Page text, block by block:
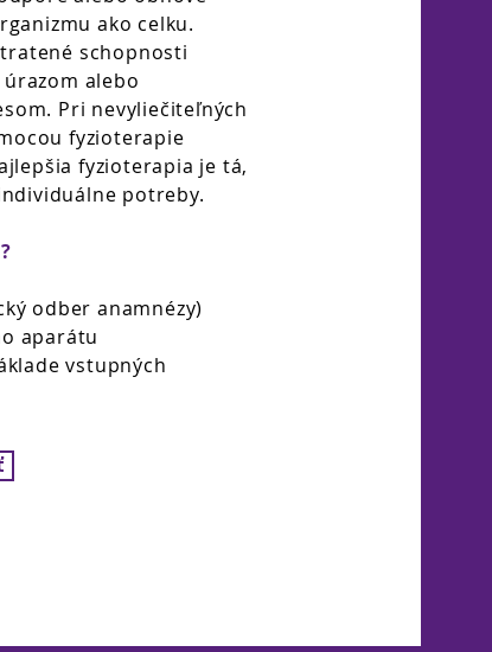
ako celku.
schopnosti
alebo
Pri nevyliečiteľných
fyzioterapie
fyzioterapia je tá,
potreby.
odber anamnézy)
aparátu
vstupných